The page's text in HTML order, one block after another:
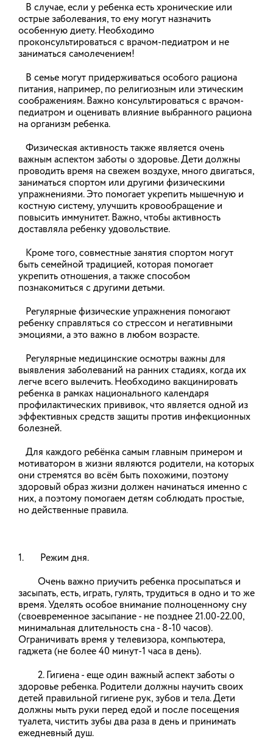
Вебинар на тему «Цифровые
инструменты и решения для
организации обучения по охране
труда и повышения эффективности
СУОТ»
Комитет Ивановской области по труду,
содействию занятости населения и трудовой
миграции информирует о проведении
Национальной ассоциацией охраны труда (НАОТ)
инструменты и решения для организации
обучения по охране труда и повышения
эффективности СУОТ»
В Ивановской области провели
противоаварийные учения по
ликвидации нарушений
электроснабжения в условиях
низких температур
По поручению руководителя областного штаба
по обеспечению безопасности
электроснабжения, заместителя председателя
правительства региона Павла Колесникова
по ликвидации нарушений электроснабжения
потребителей в условиях низких температур с
участием энергокомпаний региона.
05.02.2026
На заседании общественного
совета при областном
департаменте энергетики и тарифов
обсудили итоги тарифного
регулирования на 2026 год
установлению тарифов на 2026 год. О
Правительства Ивановской области – директор
Департамента Евгения Морева.
05.02.2026
2-8 февраля – Неделя профилактики
онкологических заболеваний
02.02.2026
В случае, если у ребенка есть хронические или
острые заболевания, то ему могут назначить
особенную диету. Необходимо
проконсультироваться с врачом-педиатром и не
заниматься самолечением!
В семье могут придерживаться особого рациона
питания, например, по религиозным или этическим
соображениям. Важно консультироваться с врачом-
педиатром и оценивать влияние выбранного рациона
на организм ребенка.
Физическая активность также является очень
важным аспектом заботы о здоровье. Дети должны
проводить время на свежем воздухе, много двигаться,
заниматься спортом или другими физическими
упражнениями. Это помогает укрепить мышечную и
костную систему, улучшить кровообращение и
повысить иммунитет. Важно, чтобы активность
доставляла ребенку удовольствие.
Кроме того, совместные занятия спортом могут
быть семейной традицией, которая помогает
укрепить отношения, а также способом
познакомиться с другими детьми.
Регулярные физические упражнения помогают
ребенку справляться со стрессом и негативными
эмоциями, а это важно в любом возрасте.
Регулярные медицинские осмотры важны для
выявления заболеваний на ранних стадиях, когда их
легче всего вылечить. Необходимо вакцинировать
ребенка в рамках национального календаря
профилактических прививок, что является одной из
эффективных средств защиты против инфекционных
болезней.
Для каждого ребёнка самым главным примером и
мотиватором в жизни являются родители, на которых
они стремятся во всём быть похожими, поэтому
здоровый образ жизни должен начинаться именно с
них, а поэтому помогаем детям соблюдать простые,
но действенные правила.
1. Режим дня.
Очень важно приучить ребенка просыпаться и
засыпать, есть, играть, гулять, трудиться в одно и то же
время. Уделять особое внимание полноценному сну
(своевременное засыпание - не позднее 21.00-22.00,
минимальная длительность сна - 8-10 часов).
Ограничивать время у телевизора, компьютера,
гаджета (не более 40 минут-1 часа в день).
2. Гигиена - еще один важный аспект заботы о
здоровье ребенка. Родители должны научить своих
детей правильной гигиене рук, зубов и тела. Дети
должны мыть руки перед едой и после посещения
туалета, чистить зубы два раза в день и принимать
ежедневный душ.